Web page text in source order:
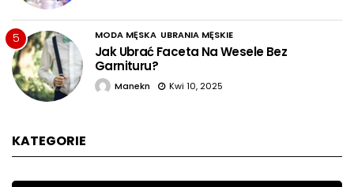
5 MODA MĘSKA UBRANIA MĘSKIE
Jak Ubrać Faceta Na Wesele Bez
Garnituru?
Manekn Kwi 10, 2025
KATEGORIE